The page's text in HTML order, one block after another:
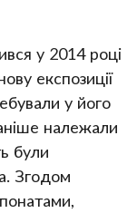
у 2014 році
експозиції
у його
належали
були
Згодом